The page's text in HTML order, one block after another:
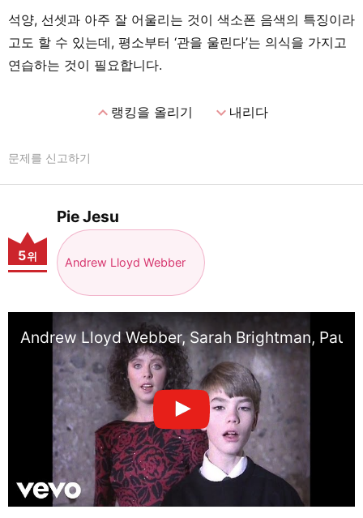
석양, 선셋과 아주 잘 어울리는 것이 색소폰 음색의 특징이라
고도 할 수 있는데, 평소부터 ‘관을 울린다’는 의식을 가지고
연습하는 것이 필요합니다.
expand_less랭킹을 올리기 expand_more내리다
문제를 신고하기
Pie Jesu
Andrew Lloyd Webber
5위
Andrew Lloyd Webber, Sarah Brightman, Paul